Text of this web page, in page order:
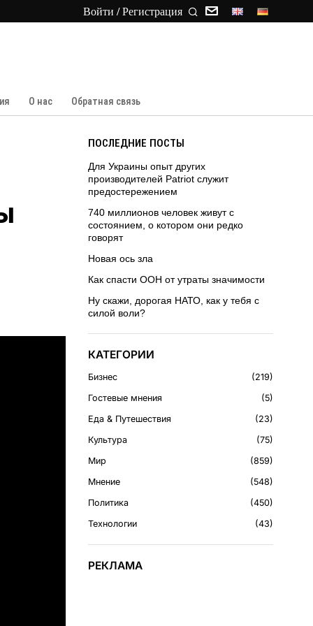
Войти / Регистрация
О нас Обратная связь
ПОСЛЕДНИЕ ПОСТЫ
Для Украины опыт других
производителей Patriot служит
предостережением
740 миллионов человек живут с
состоянием, о котором они редко
говорят
Новая ось зла
Как спасти ООН от утраты значимости
Ну скажи, дорогая НАТО, как у тебя с
силой воли?
КАТЕГОРИИ
Бизнес
219
Гостевые мнения
5
Еда & Путешествия
23
Культура
75
Мир
859
Мнение
548
Политика
450
Технологии
43
РЕКЛАМА